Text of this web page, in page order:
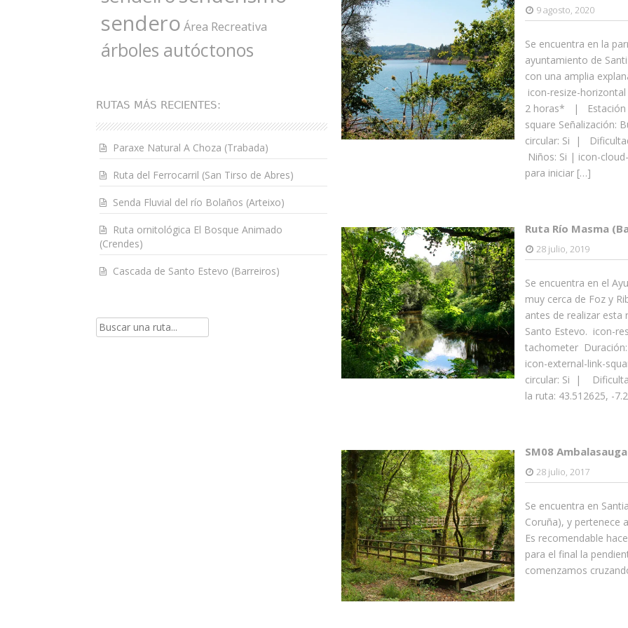
9 agosto, 2020
Se encuentra en la
ayuntamiento de
con una amplia
icon-resize-
2 horas* | Estación
square
circular: Si |
Niños: Si | icon-
para iniciar […]
Ruta Río Masma
28 julio, 2019
Se encuentra en el
muy cerca de Foz y
antes de realizar esta
Santo Estevo. icon-
tachometer
icon-external-link-
circular: Si |
la ruta: 43.512625, -
SM08
28 julio, 2017
Se encuentra en
Coruña), y pertenece
Es recomendable
para el final la
comenzamos
sendero Área Recreativa
árboles autóctonos
RUTAS MÁS RECIENTES:
Paraxe Natural A Choza (Trabada)
Ruta del Ferrocarril (San Tirso de Abres)
Senda Fluvial del río Bolaños (Arteixo)
Ruta ornitológica El Bosque Animado
(Crendes)
Cascada de Santo Estevo (Barreiros)